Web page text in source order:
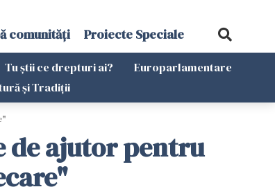
comunități Proiecte Speciale
Tu știi ce drepturi ai?
Europarlamentare
și Tradiții
de ajutor pentru